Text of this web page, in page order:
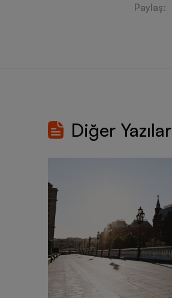
Paylaş:
Diğer Yazılar